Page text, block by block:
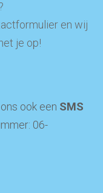
en wij
je op!
ook een SMS
06-